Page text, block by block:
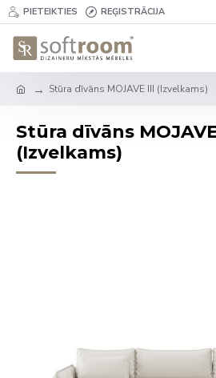
PIETEIKTIES REĢISTRĀCIJA
Stūra dīvāns MOJAVE III (Izvelkams)
Stūra dīvāns
(Izvelkams)